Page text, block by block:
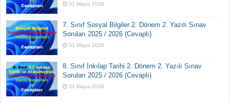
31 Mayıs 2026
7. Sınıf Sosyal Bilgiler 2. Dönem 2. Yazılı Sınav
Soruları 2025 / 2026 (Cevaplı)
31 Mayıs 2026
8. Sınıf İnkılap Tarihi 2. Dönem 2. Yazılı Sınav
Soruları 2025 / 2026 (Cevaplı)
31 Mayıs 2026